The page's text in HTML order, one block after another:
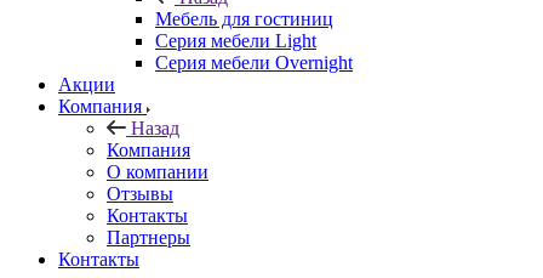
Мебель для гостиниц
Серия мебели Light
Серия мебели Overnight
Акции
Компания
Назад
Компания
О компании
Отзывы
Контакты
Партнеры
Контакты